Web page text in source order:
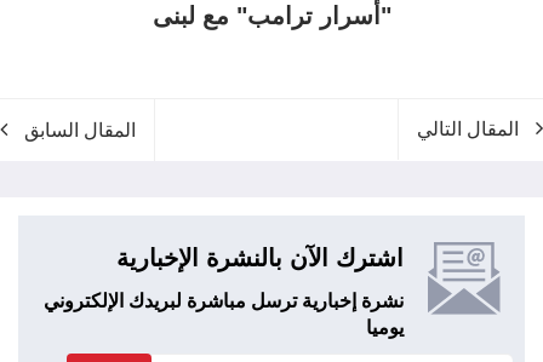
"أسرار ترامب" مع لبنى
المقال التالي المقال السابق
اشترك الآن بالنشرة الإخبارية
نشرة إخبارية ترسل مباشرة لبريدك الإلكتروني
يوميا